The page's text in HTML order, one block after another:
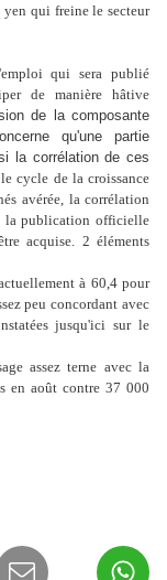
yen qui freine le secteur
qui sera publié
de manière hâtive
de la composante
qu'une partie
la corrélation de ces
cycle de la croissance
avérée, la corrélation
la publication officielle
acquise. 2 éléments
à 60,4 pour
peu concordant avec
jusqu'ici sur le
assez terne avec la
en août contre 37 000